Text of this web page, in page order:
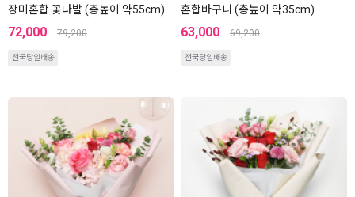
장미혼합 꽃다발 (총높이 약55cm)
72,000 79,200
전국당일배송
혼합바구니 (총높이 약35cm)
63,000 69,200
전국당일배송